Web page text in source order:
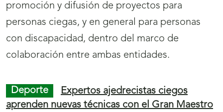
promoción y difusión de proyectos para
personas ciegas, y en general para personas
con discapacidad, dentro del marco de
colaboración entre ambas entidades.
Deporte
Expertos ajedrecistas ciegos
aprenden nuevas técnicas con el Gran Maestro